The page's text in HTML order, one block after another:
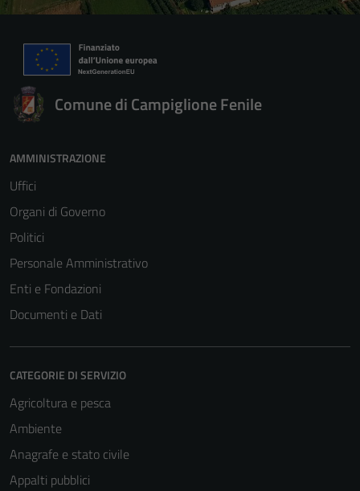
Comune di Campiglione Fenile
AMMINISTRAZIONE
Uffici
Organi di Governo
Politici
Personale Amministrativo
Enti e Fondazioni
Documenti e Dati
CATEGORIE DI SERVIZIO
Agricoltura e pesca
Ambiente
Anagrafe e stato civile
Appalti pubblici